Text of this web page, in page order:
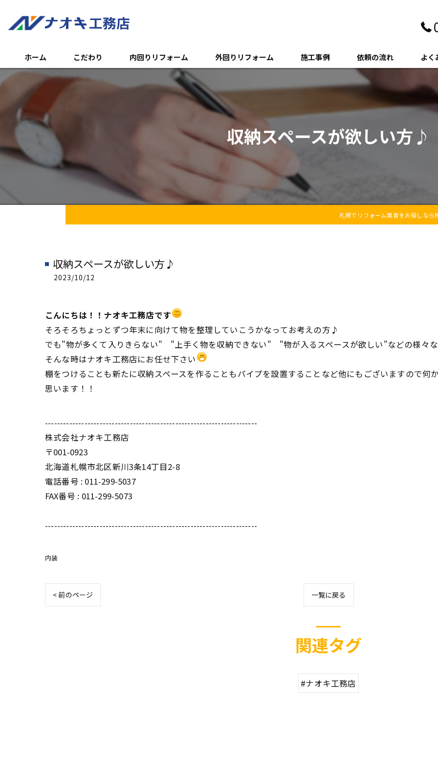
ホーム こだわり 内回りリフォーム
トイレのリフォーム
キッチンのリフォーム
外回りリフォーム
外壁・サイディング
エクステリア
土木・増築
施工事例 依頼の流れ よく
収納スペースが欲しい方♪
札幌でリフォーム業者をお探しなら
収納スペースが欲しい方♪
2023/10/12
こんにちは！！ナオキ工務店です
そろそろちょっとずつ年末に向けて物を整理していこうかなってお考えの方♪
でも"物が多くて入りきらない" "上手く物を収納できない" "物が入るスペースが欲しい"などの様々
そんな時はナオキ工務店にお任せ下さい
棚をつけることも新たに収納スペースを作ることもパイプを設置することなど他にもございますので何
思います！！
----------------------------------------------------------------------
株式会社ナオキ工務店
〒001-0923
北海道札幌市北区新川3条14丁目2-8
電話番号 : 011-299-5037
FAX番号 : 011-299-5073
----------------------------------------------------------------------
内装
< 前のページ 一覧に戻る
関連タグ
#ナオキ工務店